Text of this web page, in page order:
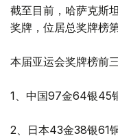
截至目前，哈萨克斯
奖牌，位居总奖牌榜第
本届亚运会奖牌榜前
1、中国97金64银45
2、日本43金38银61